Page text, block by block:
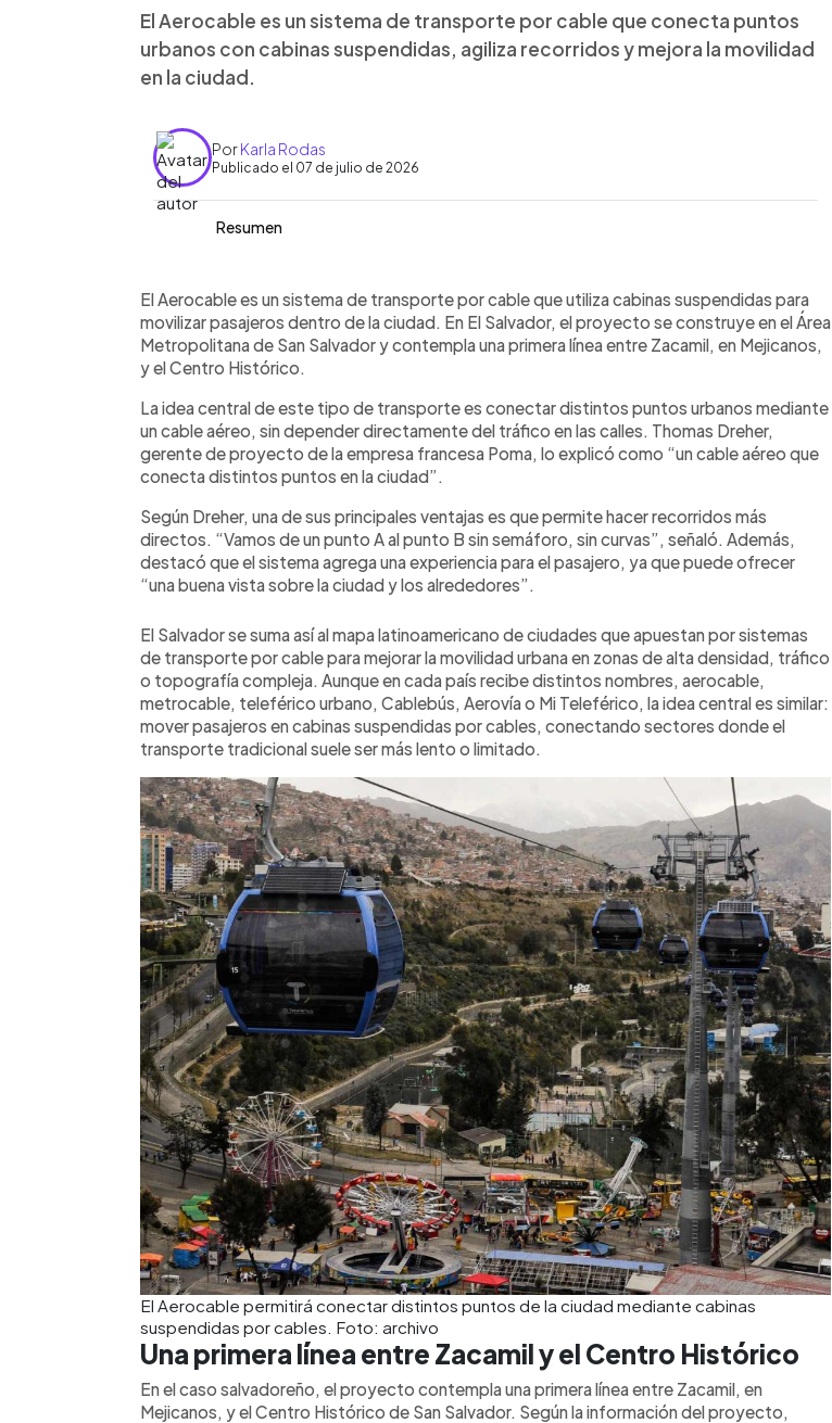
El Aerocable es un sistema de transporte por cable que conecta puntos
urbanos con cabinas suspendidas, agiliza recorridos y mejora la movilidad
en la ciudad.
PorKarla Rodas
Publicado el 07 de julio de 2026
Resumen
► Escuchar artículo
El Aerocable es un sistema de transporte por cable que moviliza pasajeros
en cabinas suspendidas y conecta distintos puntos de la ciudad de forma
directa. En El Salvador, la primera línea unirá Zacamil, Universidad de El
Salvador, Centro de Gobierno y Centro Histórico. El proyecto tendrá 3.55
proyectada para 7,000 pasajeros por hora y 40,000 al día. Además, busca
integrarse con buses u otros medios de transporte. Sus encargados
destacan que está diseñado para resistir vientos fuertes, lluvia y
condiciones sísmicas consideradas en los cálculos técnicos.
El Aerocable es un sistema de transporte por cable que utiliza cabinas suspendidas para
movilizar pasajeros dentro de la ciudad. En El Salvador, el proyecto se construye en el Área
Metropolitana de San Salvador y contempla una primera línea entre Zacamil, en Mejicanos,
y el Centro Histórico.
La idea central de este tipo de transporte es conectar distintos puntos urbanos mediante
un cable aéreo, sin depender directamente del tráfico en las calles. Thomas Dreher,
gerente de proyecto de la empresa francesa Poma, lo explicó como “un cable aéreo que
conecta distintos puntos en la ciudad”.
Según Dreher, una de sus principales ventajas es que permite hacer recorridos más
directos. “Vamos de un punto A al punto B sin semáforo, sin curvas”, señaló. Además,
destacó que el sistema agrega una experiencia para el pasajero, ya que puede ofrecer
“una buena vista sobre la ciudad y los alrededores”.
El Salvador se suma así al mapa latinoamericano de ciudades que apuestan por sistemas
de transporte por cable para mejorar la movilidad urbana en zonas de alta densidad, tráfico
o topografía compleja. Aunque en cada país recibe distintos nombres, aerocable,
metrocable, teleférico urbano, Cablebús, Aerovía o Mi Teleférico, la idea central es similar:
mover pasajeros en cabinas suspendidas por cables, conectando sectores donde el
transporte tradicional suele ser más lento o limitado.
El Aerocable permitirá conectar distintos puntos de la ciudad mediante cabinas
suspendidas por cables. Foto: archivo
Una primera línea entre Zacamil y el Centro Histórico
En el caso salvadoreño, el proyecto contempla una primera línea entre Zacamil, en
Mejicanos, y el Centro Histórico de San Salvador. Según la información del proyecto,